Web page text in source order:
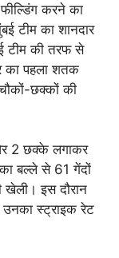
करने का
टीम का शानदार
टीम की तरफ से
का पहला शतक
छक्कों की
2 छक्के लगाकर
बल्ले से 61 गेंदों
खेली। इस दौरान
स्ट्राइक रेट